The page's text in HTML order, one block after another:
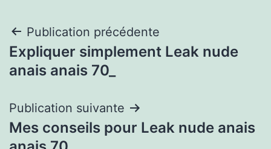
Navigation
de
Publication précédente
Expliquer simplement Leak nude
anais anais 70_
Publication suivante
Mes conseils pour Leak nude anais